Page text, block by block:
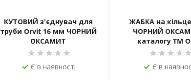
КУТОВИЙ з'єднувач для
труби Orvit 16 мм ЧОРНИЙ
ОКСАМИТ
Є в наявності
ЖАБКА на
ЧОРНИЙ
каталогу TM
Є в